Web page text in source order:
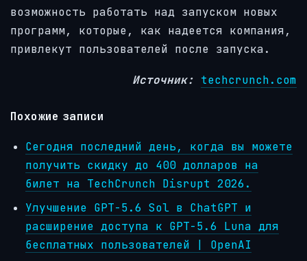
возможность работать над запуском новых
программ, которые, как надеется компания,
привлекут пользователей после запуска.
Источник: techcrunch.com
Похожие записи
Сегодня последний день, когда вы можете
получить скидку до 400 долларов на
билет на TechCrunch Disrupt 2026.
Улучшение GPT-5.6 Sol в ChatGPT и
расширение доступа к GPT-5.6 Luna для
бесплатных пользователей | OpenAI